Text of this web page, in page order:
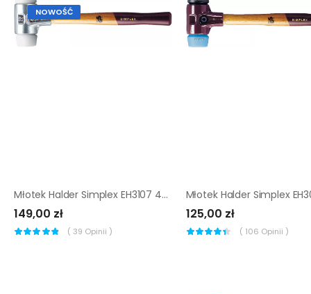
NOWOŚĆ
Młotek Halder Simplex EH3107 40 mm (super plastik)
149,00 zł
( 39 Opinii )
125,00 zł
( 106 Opinii )